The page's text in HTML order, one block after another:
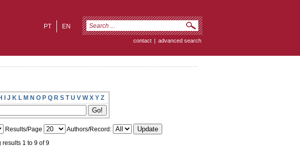
EN
PT
contact | advanced search
I J K L M N O P Q R S T U V W X Y Z
Results/Page
Authors/Record:
results 1 to 9 of 9